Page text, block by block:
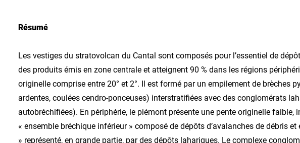
Résumé
Les vestiges du stratovolcan du Cantal sont composés pour l’essentiel de
des produits émis en zone centrale et atteignent 90 % dans les régions
originelle comprise entre 20° et 2°. Il est formé par un empilement de brèches
ardentes, coulées cendro-ponceuses) interstratifiées avec des conglomérats
autobréchifiées). En périphérie, le piémont présente une pente originelle faible,
« ensemble bréchique inférieur » composé de dépôts d’avalanches de débris
» représenté, en grande partie, par des dépôts lahariques. Le complexe